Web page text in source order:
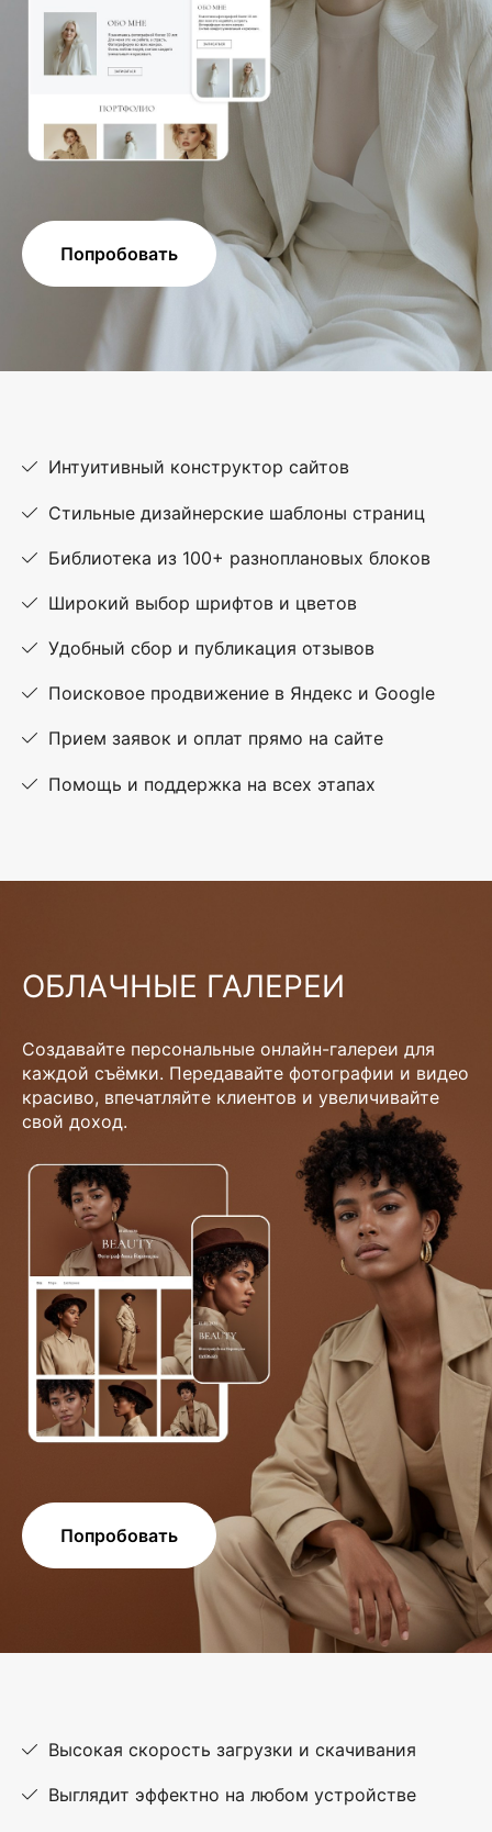
Попробовать
Интуитивный конструктор сайтов
Стильные дизайнерские шаблоны страниц
Библиотека из 100+ разноплановых блоков
Широкий выбор шрифтов и цветов
Удобный сбор и публикация отзывов
Поисковое продвижение в Яндекс и Google
Прием заявок и оплат прямо на сайте
Помощь и поддержка на всех этапах
ОБЛАЧНЫЕ ГАЛЕРЕИ
Создавайте персональные онлайн-галереи для
каждой съёмки. Передавайте фотографии и видео
красиво, впечатляйте клиентов и увеличивайте
свой доход.
Попробовать
Высокая скорость загрузки и скачивания
Выглядит эффектно на любом устройстве